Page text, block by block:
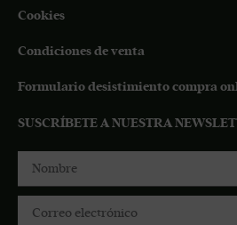
Cookies
Condiciones de venta
Formulario desistimiento compra
SUSCRÍBETE A NUESTRA